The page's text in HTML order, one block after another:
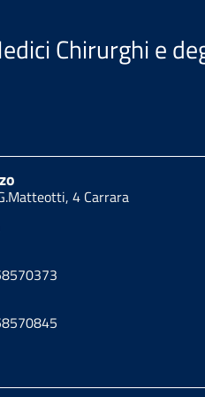
Chirurghi e
4 Carrara